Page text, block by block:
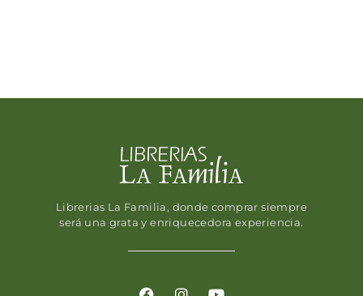
Librerias La Familia, donde comprar siempre
será una grata y enriquecedora experiencia.